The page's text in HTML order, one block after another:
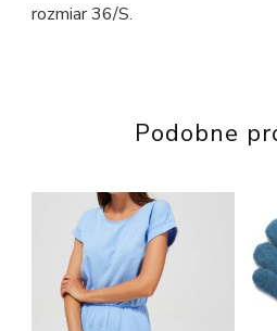
rozmiar 36/S.
Podobne